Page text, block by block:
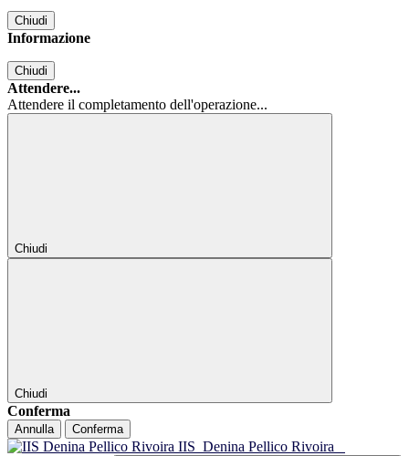
Chiudi
Informazione
Chiudi
Attendere...
Attendere il completamento dell'operazione...
Chiudi
Chiudi
Conferma
Annulla Conferma
IIS Denina Pellico Rivoira